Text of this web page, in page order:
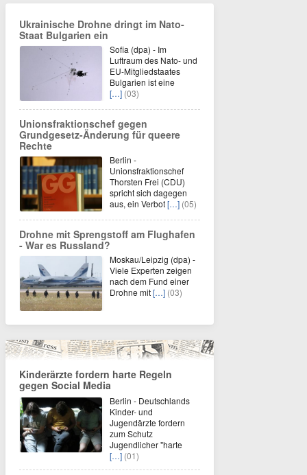
Ukrainische Drohne dringt im Nato-
Staat Bulgarien ein
Sofia (dpa) - Im
Luftraum des Nato- und
EU-Mitgliedstaates
Bulgarien ist eine
[…] (03)
Unionsfraktionschef gegen
Grundgesetz-Änderung für queere
Rechte
Berlin -
Unionsfraktionschef
Thorsten Frei (CDU)
spricht sich dagegen
aus, ein Verbot[…] (05)
Drohne mit Sprengstoff am Flughafen
- War es Russland?
Moskau/Leipzig (dpa) -
Viele Experten zeigen
nach dem Fund einer
Drohne mit[…] (03)
Kinderärzte fordern harte Regeln
gegen Social Media
Berlin - Deutschlands
Kinder- und
Jugendärzte fordern
zum Schutz
Jugendlicher "harte
[…] (01)